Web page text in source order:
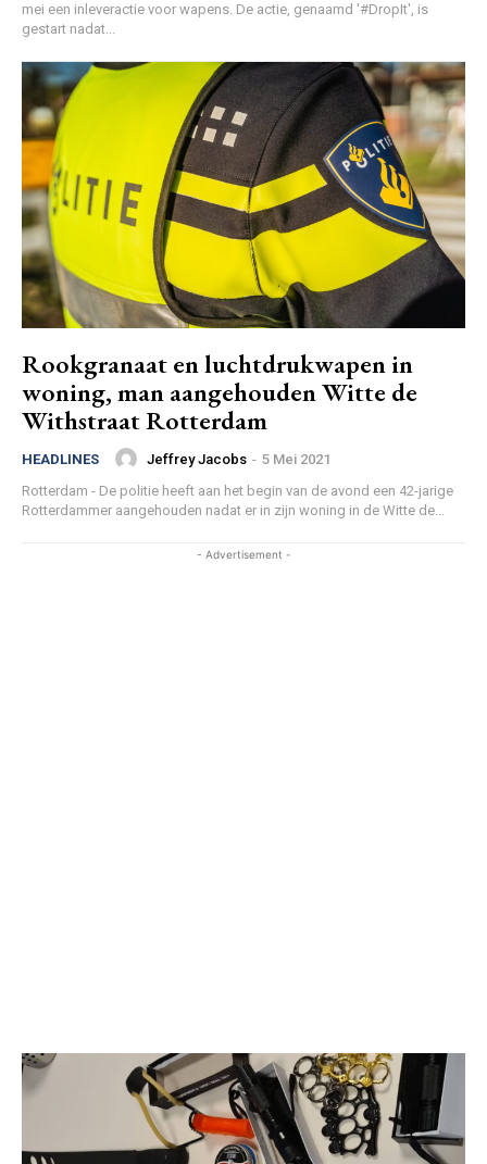
mei een inleveractie voor wapens. De actie, genaamd '#DropIt', is
gestart nadat...
Rookgranaat en luchtdrukwapen in
woning, man aangehouden Witte de
Withstraat Rotterdam
HEADLINES Jeffrey Jacobs - 5 Mei 2021
Rotterdam - De politie heeft aan het begin van de avond een 42-jarige
Rotterdammer aangehouden nadat er in zijn woning in de Witte de...
- Advertisement -